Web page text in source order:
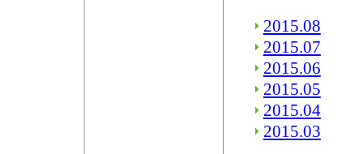
2015.08
2015.07
2015.06
2015.05
2015.04
2015.03